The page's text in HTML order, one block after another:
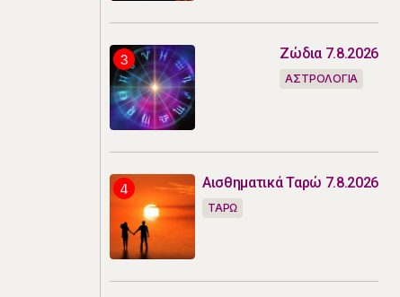
Ζώδια 7.8.2026
ΑΣΤΡΟΛΟΓΙΑ
Αισθηματικά Ταρώ 7.8.2026
ΤΑΡΩ